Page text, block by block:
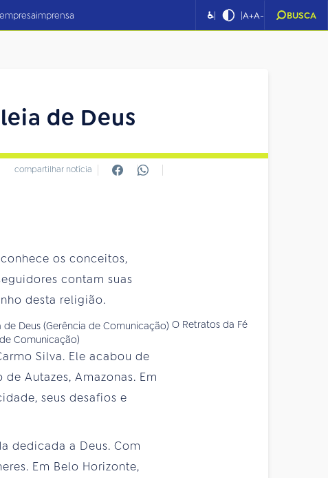
imprensa ♿| |A+A- BUSCA
de Deus
compartilhar notícia
os conceitos,
contam suas
desta religião.
O Retratos da Fé
Comunicação)
Silva. Ele acabou de
Autazes, Amazonas. Em
seus desafios e
dedicada a Deus. Com
Em Belo Horizonte,